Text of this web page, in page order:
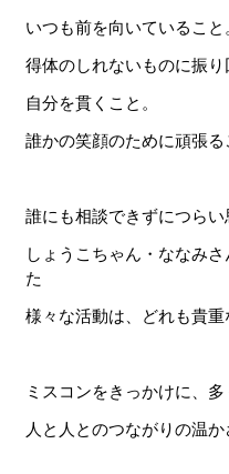
いつも前を向いていること
得体のしれないものに振
自分を貫くこと。
誰かの笑顔のために頑張る
誰にも相談できずにつら
しょうこちゃん・ななみ
た
様々な活動は、どれも貴
ミスコンをきっかけに、
人と人とのつながりの温